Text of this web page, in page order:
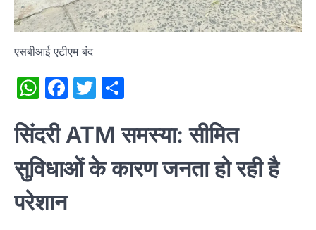
एसबीआई एटीएम बंद
WhatsApp
Facebook
Twitter
सिंदरी ATM समस्या: सीमित
सुविधाओं के कारण जनता हो रही है
परेशान